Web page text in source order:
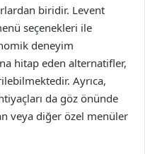
biridir. Levent
seçenekleri ile
deneyim
hitap eden alternatifler,
Ayrıca,
da göz önünde
veya diğer özel menüler